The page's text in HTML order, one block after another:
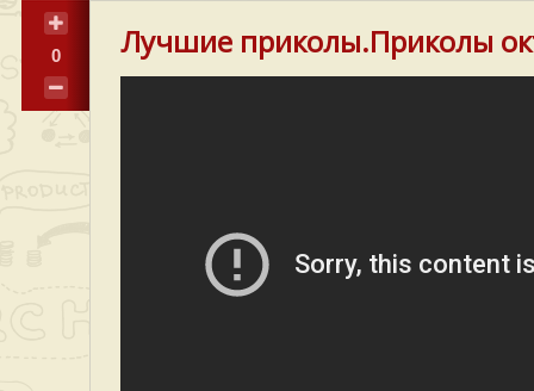
0 Лучшие приколы.Приколы